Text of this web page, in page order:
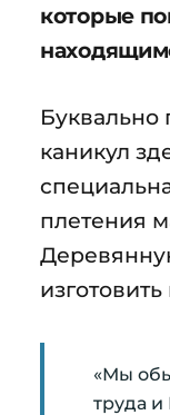
которые
Буквально
каникул
плетения
«Мы
труда и